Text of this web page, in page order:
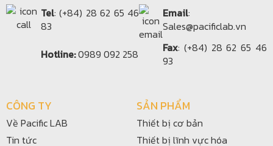
Tel: (+84) 28 62 65 46
83
Email:
Sales@pacificlab.vn
Hotline:0989 092 258 Fax: (+84) 28 62 65 46
93
CÔNG TY
Về Pacific LAB
Tin tức
SẢN PHẨM
Thiết bị cơ bản
Thiết bị lĩnh vực hóa